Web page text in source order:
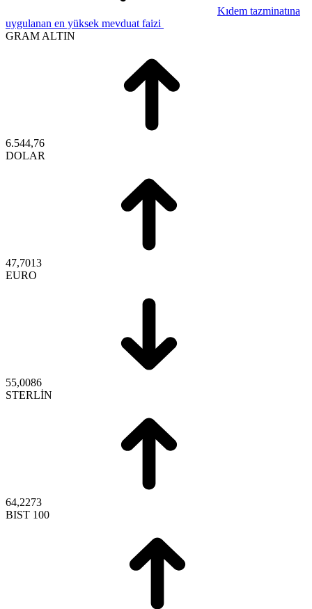
Kıdem tazminatına
uygulanan en yüksek mevduat faizi
GRAM ALTIN
6.544,76
DOLAR
47,7013
EURO
55,0086
STERLİN
64,2273
BIST 100